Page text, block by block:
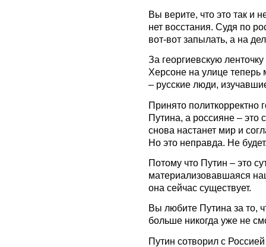
Вы верите, что это так и
нет восстания. Судя по
вот-вот запылать, а на
За георгиевскую
Херсоне на улице
– русские люди,
Принято политкорректно
Путина, а россияне – это
снова настанет мир и
Но это неправда. Не
Потому что Путин – это
материализовавшаяся
она сейчас существует.
Вы любите Путина за то,
больше никогда уже не
Путин сотворил с